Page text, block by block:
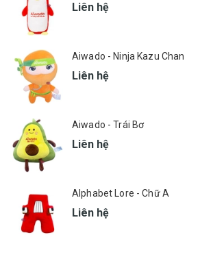
Liên hệ
Aiwado - Ninja Kazu Chan
Liên hệ
Aiwado - Trái Bơ
Liên hệ
Alphabet Lore - Chữ A
Liên hệ